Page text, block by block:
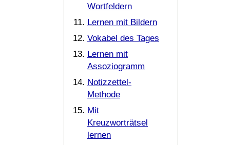
Wortfeldern
Lernen mit Bildern
Vokabel des Tages
Lernen mit
Assoziogramm
Notizzettel-
Methode
Mit
Kreuzworträtsel
lernen